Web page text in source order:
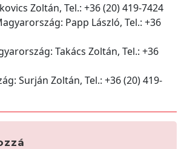
Zoltán, Tel.: +36 (20) 419-7424
Papp László, Tel.: +36
Takács Zoltán, Tel.: +36
Surján Zoltán, Tel.: +36 (20) 419-